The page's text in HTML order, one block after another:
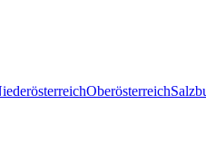
Oberösterreich